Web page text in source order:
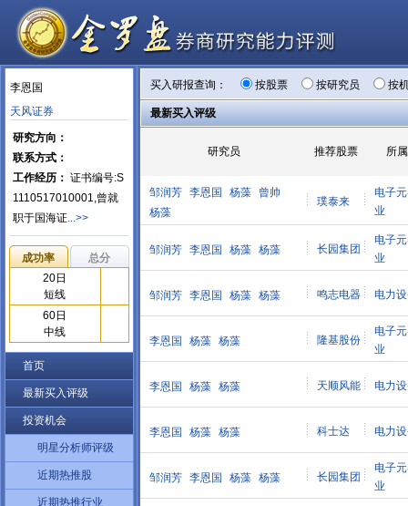
李恩国
天风证券
研究方向：
联系方式：
工作经历： 证书编号:S
1110517010001,曾就
职于国海证...>>
成功率
总分
20日
短线
60日
中线
首页
最新买入评级
投资机会
明星分析师评级
近期热推股
近期热推行业
买入研报查询： 按股票 按研究员 按
最新买入评级
研究员 推荐股票 所
邹润芳 李恩国 杨藻
曾帅
杨藻
璞泰来
电子
业
邹润芳 李恩国 杨藻 杨藻 长园集团
电子
业
邹润芳 李恩国 杨藻 杨藻 鸣志电器 电力
李恩国 杨藻 杨藻 隆基股份
电子
业
李恩国 杨藻 杨藻 天顺风能 电力
李恩国 杨藻 杨藻 科士达 电力
邹润芳 李恩国 杨藻 杨藻 长园集团
电子
业